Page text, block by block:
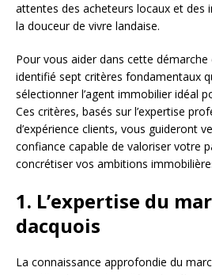
attentes des acheteurs locaux et des
la douceur de vivre landaise.
Pour vous aider dans cette
identifié sept critères fondamentaux
sélectionner l’agent immobilier idéal
Ces critères, basés sur l’expertise
d’expérience clients, vous guideront
confiance capable de valoriser votre
concrétiser vos ambitions
1. L’expertise du
dacquois
La connaissance approfondie du